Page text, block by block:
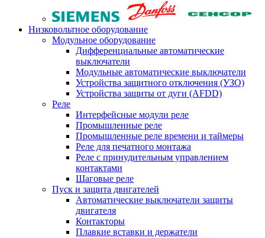
Низковольтное оборудование
Модульное оборудование
Дифференциальные автоматические
выключатели
Модульные автоматические выключатели
Устройства защитного отключения (УЗО)
Устройства защиты от дуги (AFDD)
Реле
Интерфейсные модули реле
Промышленные реле
Промышленные реле времени и таймеры
Реле для печатного монтажа
Реле с принудительным управлением
контактами
Шаговые реле
Пуск и защита двигателей
Автоматические выключатели защиты
двигателя
Контакторы
Плавкие вставки и держатели